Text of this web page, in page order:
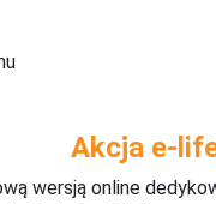
Akcja e-
wersją online